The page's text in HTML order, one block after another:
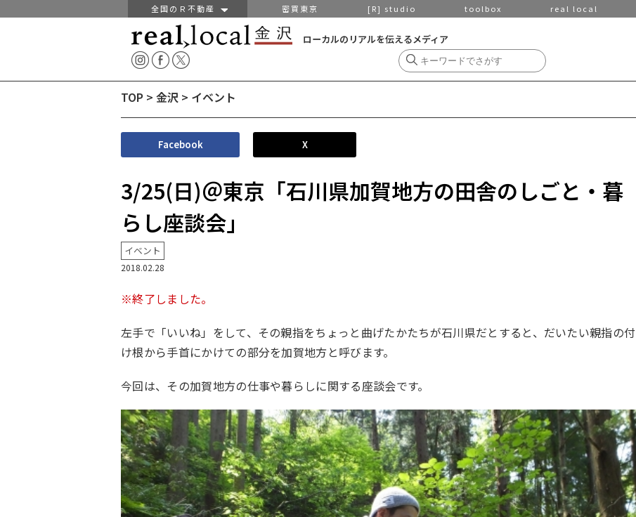
全国のＲ不動産 密買東京 [R] studio toolbox real local
ローカルのリアルを伝えるメディア
TOP > 金沢 > イベント
Facebook X
3/25(日)＠東京「石川県加賀地方の田舎のしごと・暮
らし座談会」
イベント
2018.02.28
※終了しました。
左手で「いいね」をして、その親指をちょっと曲げたかたちが石川県だとすると、だいたい親指の付
け根から手首にかけての部分を加賀地方と呼びます。
今回は、その加賀地方の仕事や暮らしに関する座談会です。